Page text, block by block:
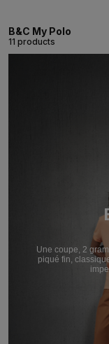
B&C My Polo
11 products
Une coupe, 2
piqué fin,